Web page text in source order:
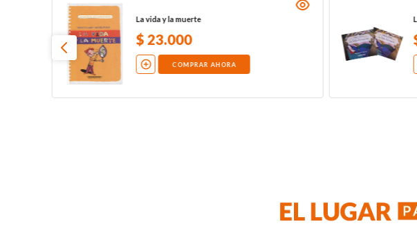
La vida y la muerte
$23.000
COMPRAR AHORA